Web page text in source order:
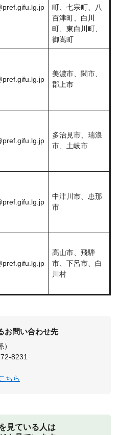
町、七宗町、八
百津町、白川
町、東白川町、
御嵩町
美濃市、関市、
郡上市
多治見市、瑞浪
市、土岐市
中津川市、恵那
市
高山市、飛騨
市、下呂市、白
川村
お問い合わせ先
8231
ちら
見ている人は